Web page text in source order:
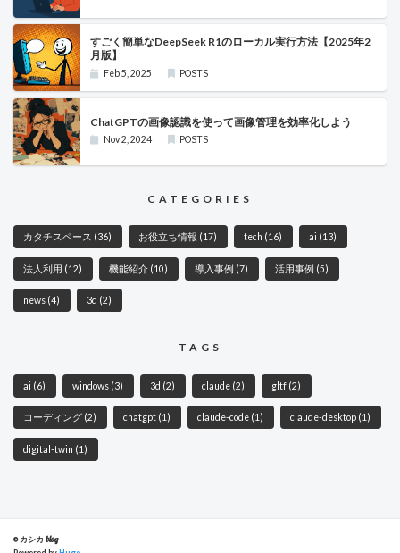
すごく簡単なDeepSeek R1のローカル実行方法【2025年2
月版】
Feb 5, 2025 POSTS
ChatGPTの画像認識を使って画像管理を効率化しよう
Nov 2, 2024 POSTS
CATEGORIES
カタチスペース (36) お役立ち情報 (17) tech (16) ai (13)
法人利用 (12) 機能紹介 (10) 導入事例 (7) 活用事例 (5)
news (4) 3d (2)
TAGS
ai (6) windows (3) 3d (2) claude (2) gltf (2)
コーディング (2) chatgpt (1) claude-code (1) claude-desktop (1)
digital-twin (1)
© カシカ blog